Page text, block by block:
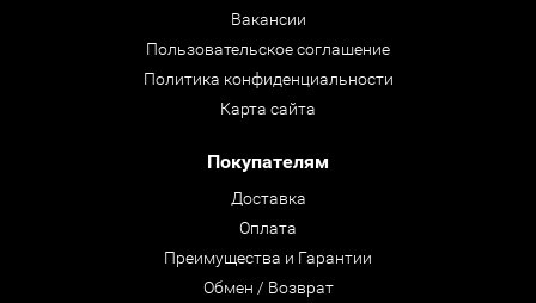
Вакансии
Пользовательское соглашение
Политика конфиденциальности
Карта сайта
Покупателям
Доставка
Оплата
Преимущества и Гарантии
Обмен / Возврат